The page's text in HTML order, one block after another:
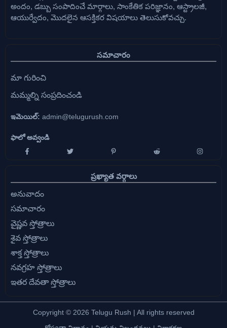
అందం, డబ్బు సంపాదించే మార్గాలు, సాంకేతిక పరిజ్ఞానం, ఆస్ట్రాలజీ,
ఆయుర్వేదం, మొదలైన ఆసక్తికర విషయాలు తెలుసుకోవచ్చు.
సమాచారం
మా గురించి
మమ్మల్ని సంప్రదించండి
ఇమెయిల్: admin@telugurush.com
ఫాలో అవ్వండి
ప్రఖ్యాత వర్గాలు
అనువాదం
సమాచారం
వైష్ణవ స్తోత్రాలు
శైవ స్తోత్రాలు
శాక్త స్తోత్రాలు
నవగ్రహ స్తోత్రాలు
ఇతర దేవతా స్తోత్రాలు
Copyright © 2026 Telugu Rush | All rights reserved